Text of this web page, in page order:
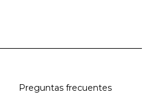
Preguntas frecuentes